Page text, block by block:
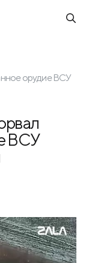
орудие ВСУ
ВСУ